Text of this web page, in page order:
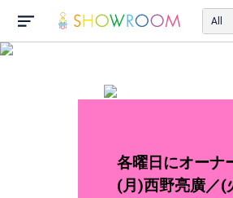
All
各曜日にオーナ
(月)西野亮廣／(